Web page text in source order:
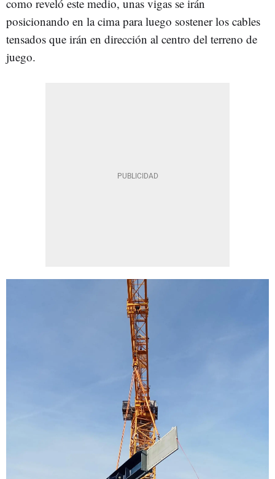
como reveló este medio, unas vigas se irán
posicionando en la cima para luego sostener los cables
tensados que irán en dirección al centro del terreno de
juego.